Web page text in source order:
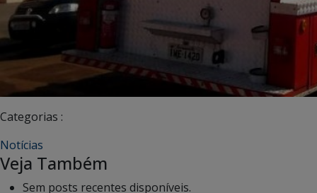
Categorias :
Notícias
Veja Também
Sem posts recentes disponíveis.